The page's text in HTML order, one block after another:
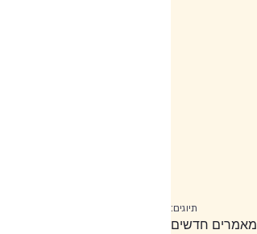
תיוגים:
מאמרים חדשים